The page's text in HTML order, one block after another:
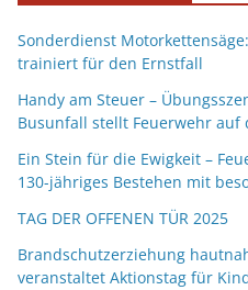
Sonderdienst
trainiert für den Ernstfall
Handy am Steuer –
Busunfall stellt Feuerwehr auf
Ein Stein für die Ewigkeit –
130-jähriges Bestehen mit
TAG DER OFFENEN TÜR 2025
Brandschutzerziehung
veranstaltet Aktionstag für